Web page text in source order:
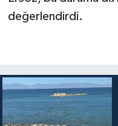
değerlendirdi.